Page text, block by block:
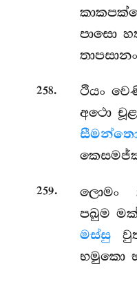
පාසො
258.
ථියං
අථො
259. ලොමං
පඛුම
මස්සු
භමුකො